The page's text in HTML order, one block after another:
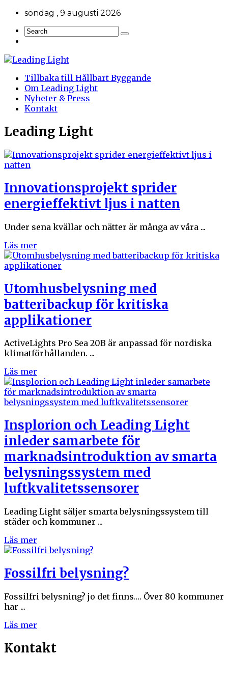
söndag , 9 augusti 2026
Tillbaka till Hållbart Byggande
Om Leading Light
Nyheter & Press
Kontakt
Leading Light
Innovationsprojekt sprider
energieffektivt ljus i natten
Under sena kvällar och nätter är många av våra ...
Läs mer
Utomhusbelysning med
batteribackup för kritiska
applikationer
ActiveLights Pro Sea 20B är anpassad för nordiska
klimatförhållanden. ...
Läs mer
Insplorion och Leading Light
inleder samarbete för
marknadsintroduktion av smarta
belysningssystem med
luftkvalitetssensorer
Leading Light säljer smarta belysningssystem till
städer och kommuner ...
Läs mer
Fossilfri belysning?
Fossilfri belysning? jo det finns…. Över 80 kommuner
har ...
Läs mer
Kontakt